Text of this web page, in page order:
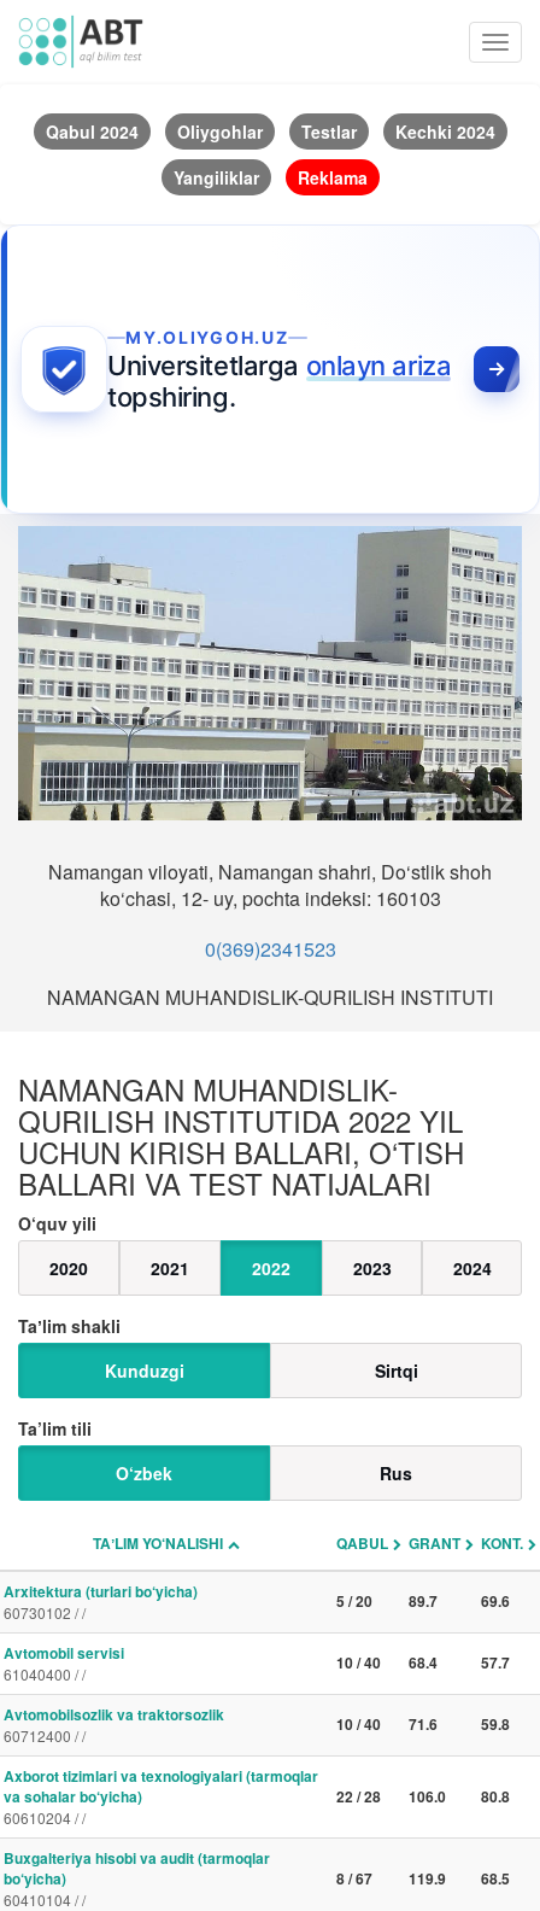
Qabul 2024 Oliygohlar Testlar
Kechki 2024
Yangiliklar
Reklama
MY.OLIYGOH.UZ
Universitetlarga onlayn ariza
topshiring.
Namangan viloyati, Namangan shahri, Do‘stlik shoh
ko‘chasi, 12- uy, pochta indeksi: 160103
0(369)2341523
NAMANGAN MUHANDISLIK-QURILISH INSTITUTI
NAMANGAN MUHANDISLIK-
QURILISH INSTITUTIDA 2022 YIL
UCHUN KIRISH BALLARI, O‘TISH
BALLARI VA TEST NATIJALARI
O‘quv yili
2020
2021 2022 2023 2024
Taʼlim shakli
Kunduzgi
Sirtqi
Ta’lim tili
O‘zbek
Rus
TAʼLIM YO‘NALISHI QABUL GRANT KONT.
Arxitektura (turlari bo‘yicha)
60730102 / /
5 / 20 89.7 69.6
Avtomobil servisi
61040400 / /
10 / 40 68.4 57.7
Avtomobilsozlik va traktorsozlik
60712400 / /
10 / 40 71.6 59.8
Axborot tizimlari va texnologiyalari (tarmoqlar
va sohalar bo‘yicha)
60610204 / /
22 / 28 106.0 80.8
Buxgalteriya hisobi va audit (tarmoqlar
bo‘yicha)
60410104 / /
8 / 67 119.9 68.5